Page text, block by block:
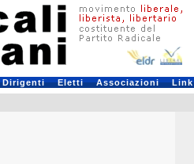
Dirigenti Eletti Associazioni Link